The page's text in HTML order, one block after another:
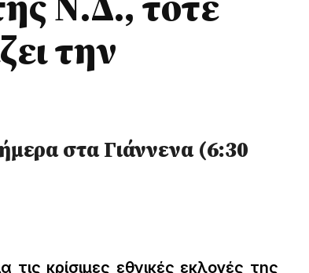
την
στα Γιάννενα (6:30
κρίσιμες εθνικές εκλογές της